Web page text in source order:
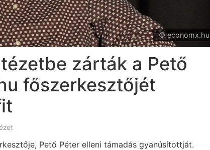
© economx.hu
zárták a Pető
főszerkesztőjét
Pető Péter elleni támadás gyanúsítottját.